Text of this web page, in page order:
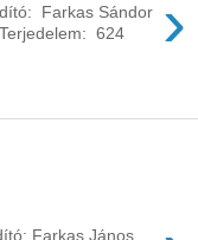
›
Farkas Sándor
624
Farkas János